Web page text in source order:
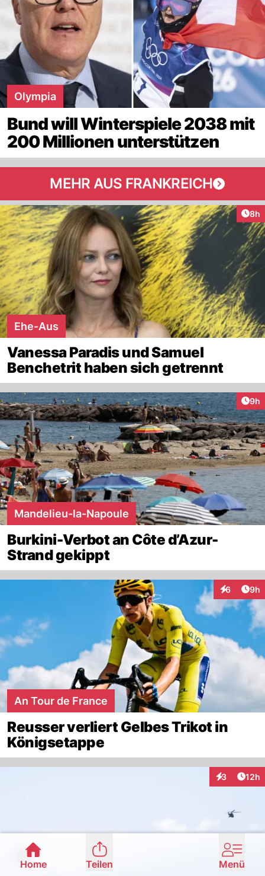
Olympia
Bund will Winterspiele 2038 mit
200 Millionen unterstützen
MEHR AUS FRANKREICH
8h
Ehe-Aus
Vanessa Paradis und Samuel
Benchetrit haben sich getrennt
9h
Mandelieu-la-Napoule
Burkini-Verbot an Côte d’Azur-
Strand gekippt
6 9h
An Tour de France
Reusser verliert Gelbes Trikot in
Königsetappe
3
Interaktionen
12h
Home Teilen Menü